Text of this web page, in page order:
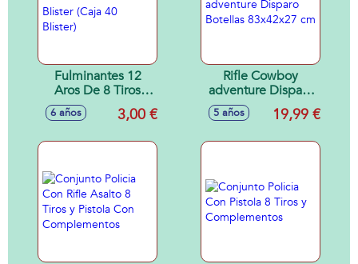
Fulminantes 12
Aros De 8 Tiros
Blister (Caja 40
Blister)
6 años 3,00 €
Rifle Cowboy
adventure Disparo
Botellas 83x42x27
5 años 19,99 €